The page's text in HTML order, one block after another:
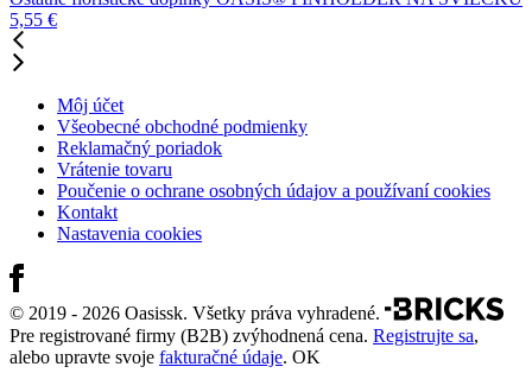
5,55 €
Môj účet
Všeobecné obchodné podmienky
Reklamačný poriadok
Vrátenie tovaru
Poučenie o ochrane osobných údajov a používaní cookies
Kontakt
Nastavenia cookies
© 2019 - 2026 Oasissk. Všetky práva vyhradené.
Pre registrované firmy (B2B) zvýhodnená cena. Registrujte sa,
alebo upravte svoje fakturačné údaje. OK